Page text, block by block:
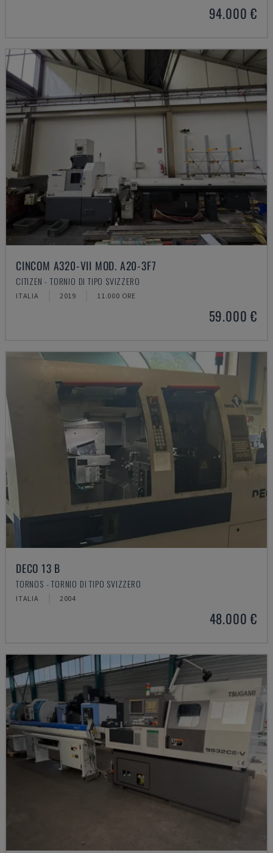
94.000 €
CINCOM A320-VII MOD. A20-3F7
CITIZEN - TORNIO DI TIPO SVIZZERO
ITALIA 2019 11.000 ORE
59.000 €
DECO 13 B
TORNOS - TORNIO DI TIPO SVIZZERO
ITALIA 2004
48.000 €